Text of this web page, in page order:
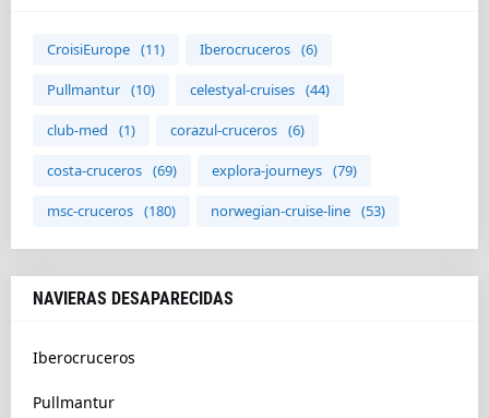
CroisiEurope (11) Iberocruceros (6)
Pullmantur (10) celestyal-cruises (44)
club-med (1) corazul-cruceros (6)
costa-cruceros (69) explora-journeys (79)
msc-cruceros (180) norwegian-cruise-line (53)
NAVIERAS DESAPARECIDAS
Iberocruceros
Pullmantur